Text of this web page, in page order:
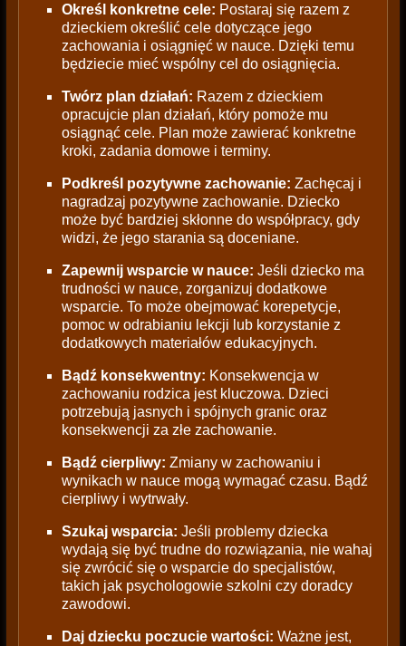
Określ konkretne cele: Postaraj się razem z
dzieckiem określić cele dotyczące jego
zachowania i osiągnięć w nauce. Dzięki temu
będziecie mieć wspólny cel do osiągnięcia.
Twórz plan działań: Razem z dzieckiem
opracujcie plan działań, który pomoże mu
osiągnąć cele. Plan może zawierać konkretne
kroki, zadania domowe i terminy.
Podkreśl pozytywne zachowanie: Zachęcaj i
nagradzaj pozytywne zachowanie. Dziecko
może być bardziej skłonne do współpracy, gdy
widzi, że jego starania są doceniane.
Zapewnij wsparcie w nauce: Jeśli dziecko ma
trudności w nauce, zorganizuj dodatkowe
wsparcie. To może obejmować korepetycje,
pomoc w odrabianiu lekcji lub korzystanie z
dodatkowych materiałów edukacyjnych.
Bądź konsekwentny: Konsekwencja w
zachowaniu rodzica jest kluczowa. Dzieci
potrzebują jasnych i spójnych granic oraz
konsekwencji za złe zachowanie.
Bądź cierpliwy: Zmiany w zachowaniu i
wynikach w nauce mogą wymagać czasu. Bądź
cierpliwy i wytrwały.
Szukaj wsparcia: Jeśli problemy dziecka
wydają się być trudne do rozwiązania, nie wahaj
się zwrócić się o wsparcie do specjalistów,
takich jak psychologowie szkolni czy doradcy
zawodowi.
Daj dziecku poczucie wartości: Ważne jest,